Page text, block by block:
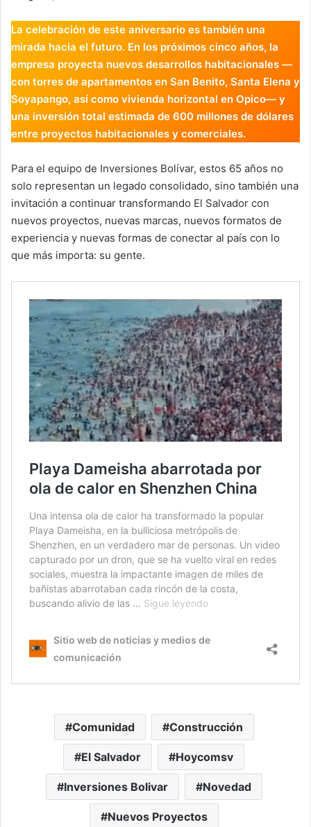
La celebración de este aniversario es también una
mirada hacia el futuro. En los próximos cinco años, la
empresa proyecta nuevos desarrollos habitacionales —
con torres de apartamentos en San Benito, Santa Elena y
Soyapango, así como vivienda horizontal en Opico— y
una inversión total estimada de 600 millones de dólares
entre proyectos habitacionales y comerciales.
Para el equipo de Inversiones Bolívar, estos 65 años no
solo representan un legado consolidado, sino también una
invitación a continuar transformando El Salvador con
nuevos proyectos, nuevas marcas, nuevos formatos de
experiencia y nuevas formas de conectar al país con lo
que más importa: su gente.
Comunidad Construcción
El Salvador Hoycomsv
Inversiones Bolivar Novedad
Nuevos Proyectos